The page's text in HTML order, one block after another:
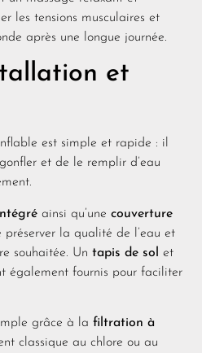
les tensions musculaires et
après une longue journée.
et
est simple et rapide : il
et de le remplir d’eau
ainsi qu’une couverture
préserver la qualité de l’eau et
souhaitée. Un tapis de sol
et
également fournis pour faciliter
grâce à la filtration à
classique au chlore ou au